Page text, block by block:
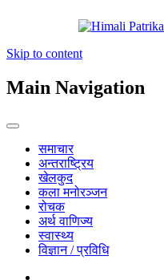
Skip to content
Main Navigation
समाचार
अन्तराष्ट्रिय
खेलकुद
कला मनोरञ्जन
रोचक
अर्थ वाणिज्य
स्वास्थ्य
विज्ञान / प्रविधि